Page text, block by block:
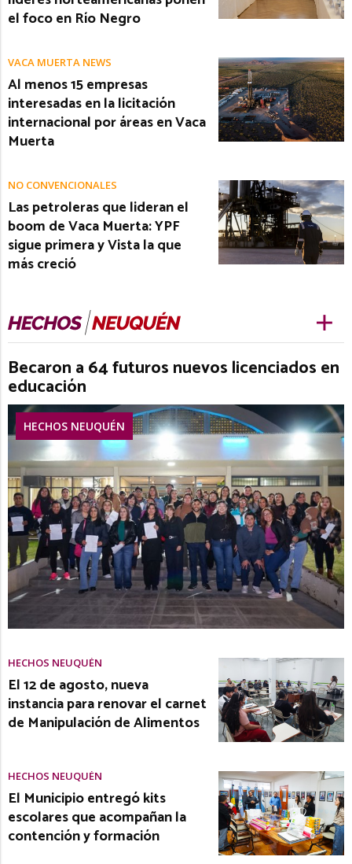
el foco en Río Negro
VACA MUERTA NEWS
Al menos 15 empresas
interesadas en la licitación
internacional por áreas en Vaca
Muerta
NO CONVENCIONALES
Las petroleras que lideran el
boom de Vaca Muerta: YPF
sigue primera y Vista la que
más creció
Becaron a 64 futuros nuevos licenciados en
educación
HECHOS NEUQUÉN
HECHOS NEUQUÉN
El 12 de agosto, nueva
instancia para renovar el carnet
de Manipulación de Alimentos
HECHOS NEUQUÉN
El Municipio entregó kits
escolares que acompañan la
contención y formación